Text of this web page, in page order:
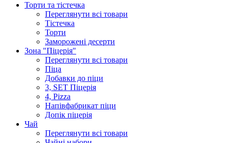
Торти та тістечка
Переглянути всі товари
Тістечка
Торти
Заморожені десерти
Зона "Піцерія"
Переглянути всі товари
Піца
Добавки до піци
3, SET Піцерія
4, Pizza
Напівфабрикат піци
Допік піцерія
Чай
Переглянути всі товари